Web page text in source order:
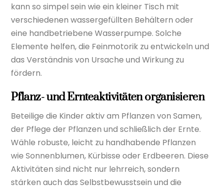
kann so simpel sein wie ein kleiner Tisch mit
verschiedenen wassergefüllten Behältern oder
eine handbetriebene Wasserpumpe. Solche
Elemente helfen, die Feinmotorik zu entwickeln und
das Verständnis von Ursache und Wirkung zu
fördern.
Pflanz- und Ernteaktivitäten organisieren
Beteilige die Kinder aktiv am Pflanzen von Samen,
der Pflege der Pflanzen und schließlich der Ernte.
Wähle robuste, leicht zu handhabende Pflanzen
wie Sonnenblumen, Kürbisse oder Erdbeeren. Diese
Aktivitäten sind nicht nur lehrreich, sondern
stärken auch das Selbstbewusstsein und die